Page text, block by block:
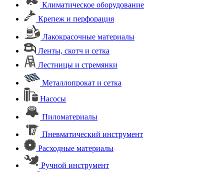
Климатическое оборудование
Крепеж и перфорация
Лакокрасочные материалы
Ленты, скотч и сетка
Лестницы и стремянки
Металлопрокат и сетка
Насосы
Пиломатериалы
Пневматический инструмент
Расходные материалы
Ручной инструмент